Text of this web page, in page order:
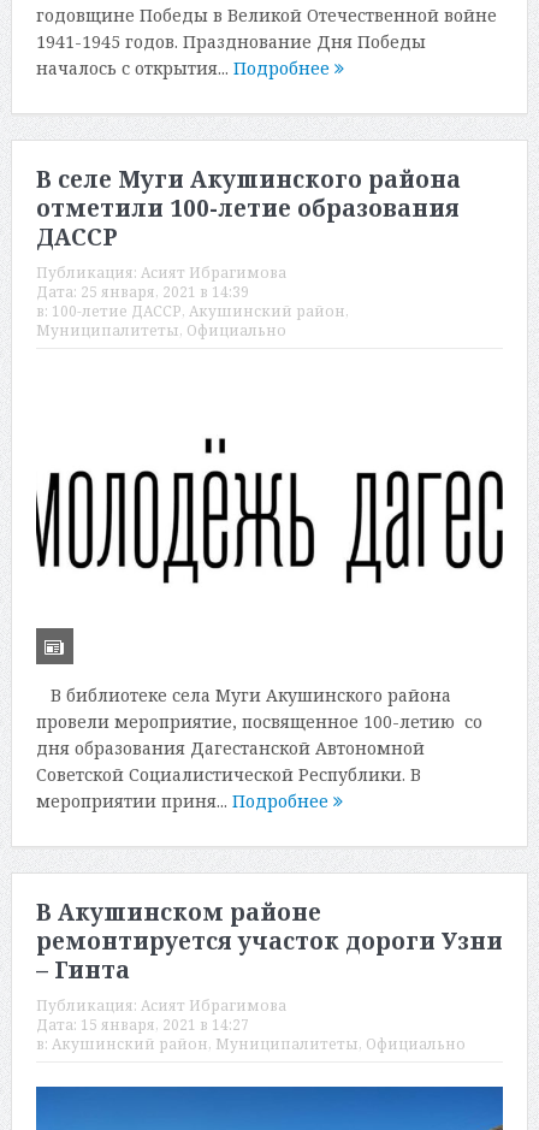
годовщине Победы в Великой Отечественной войне
1941-1945 годов. Празднование Дня Победы
началось с открытия... Подробнее
В селе Муги Акушинского района
отметили 100-летие образования
ДАССР
Публикация: Асият Ибрагимова
Дата: 25 января, 2021 в 14:39
в: 100-летие ДАССР, Акушинский район,
Муниципалитеты, Официально
В библиотеке села Муги Акушинского района
провели мероприятие, посвященное 100-летию со
дня образования Дагестанской Автономной
Советской Социалистической Республики. В
мероприятии приня... Подробнее
В Акушинском районе
ремонтируется участок дороги Узни
– Гинта
Публикация: Асият Ибрагимова
Дата: 15 января, 2021 в 14:27
в: Акушинский район, Муниципалитеты, Официально